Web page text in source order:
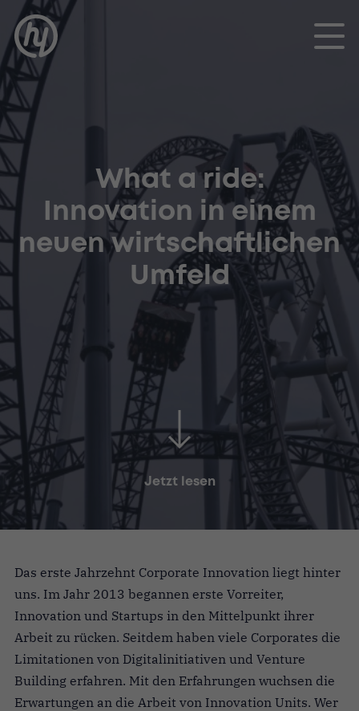
Toggle
What a ride:
Innovation in einem
neuen wirtschaftlichen
Umfeld
Jetzt lesen
Das erste Jahrzehnt Corporate Innovation liegt hinter
uns. Im Jahr 2013 begannen erste Vorreiter,
Innovation und Startups in den Mittelpunkt ihrer
Arbeit zu rücken. Seitdem haben viele Corporates die
Limitationen von Digitalinitiativen und Venture
Building erfahren. Mit den Erfahrungen wuchsen die
Erwartungen an die Arbeit von Innovation Units. Wer